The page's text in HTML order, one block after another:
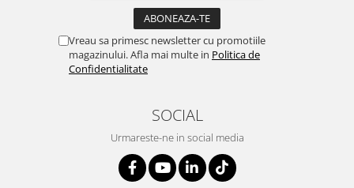
Vreau sa primesc newsletter cu promotiile
magazinului. Afla mai multe in Politica de
Confidentialitate
SOCIAL
Urmareste-ne in social media